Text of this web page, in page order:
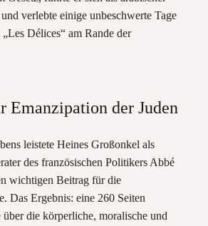
verlebte einige unbeschwerte Tage
Délices“ am Rande der
Emanzipation der Juden
leistete Heines Großonkel als
des französischen Politikers Abbé
wichtigen Beitrag für die
Das Ergebnis: eine 260 Seiten
über die körperliche, moralische und